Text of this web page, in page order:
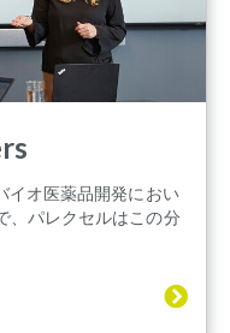
イオ医薬品開発におい
、パレクセルはこの分